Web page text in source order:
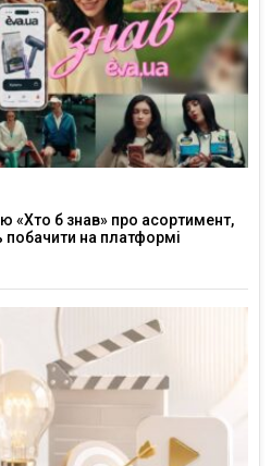
«Хто б знав» про асортимент,
побачити на платформі